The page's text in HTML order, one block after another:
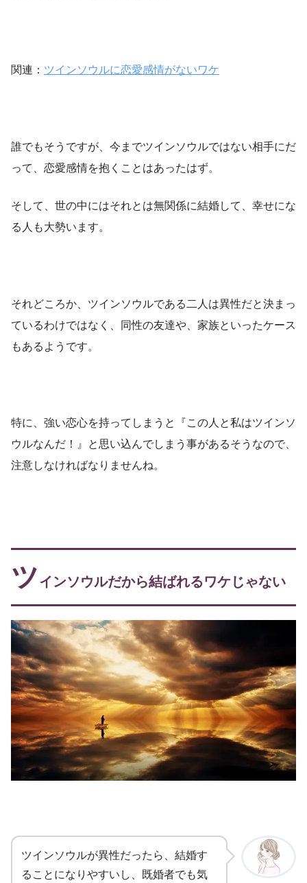
関連： ツインソウルに恋愛感情がないワケ
誰でもそうですが、今までツインソウルではない相手にだ
って、恋愛感情を抱くことはあったはず。
そして、世の中にはそれとは無関係に結婚して、幸せにな
る人も大勢います。
それどころか、ツインソウルである二人は異性だと決まっ
ているわけではなく、同性の友達や、家族といったケース
もあるようです。
特に、強い恋心を持ってしまうと『この人と私はツインソ
ウルなんだ！』と思い込んでしまう事があるそうなので、
注意しなければなりませんね。
ツインソウルだから結ばれるワケじゃない
ツインソウルが異性だったら、結婚す
ることになりやすいし、既婚者でも気